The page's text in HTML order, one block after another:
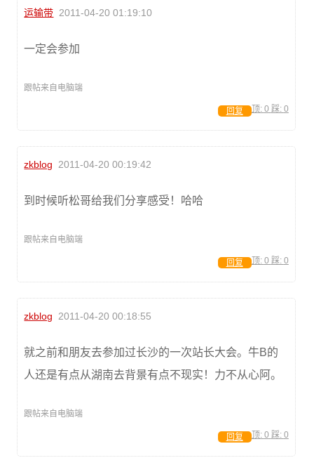
运输带 2011-04-20 01:19:10
一定会参加
跟帖来自电脑端
顶: 0 踩: 0
回复
zkblog 2011-04-20 00:19:42
到时候听松哥给我们分享感受！哈哈
跟帖来自电脑端
顶: 0 踩: 0
回复
zkblog 2011-04-20 00:18:55
就之前和朋友去参加过长沙的一次站长大会。牛B的
人还是有点从湖南去背景有点不现实！力不从心阿。
跟帖来自电脑端
顶: 0 踩: 0
回复